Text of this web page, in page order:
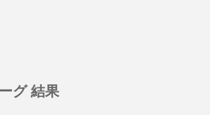
グ 結果